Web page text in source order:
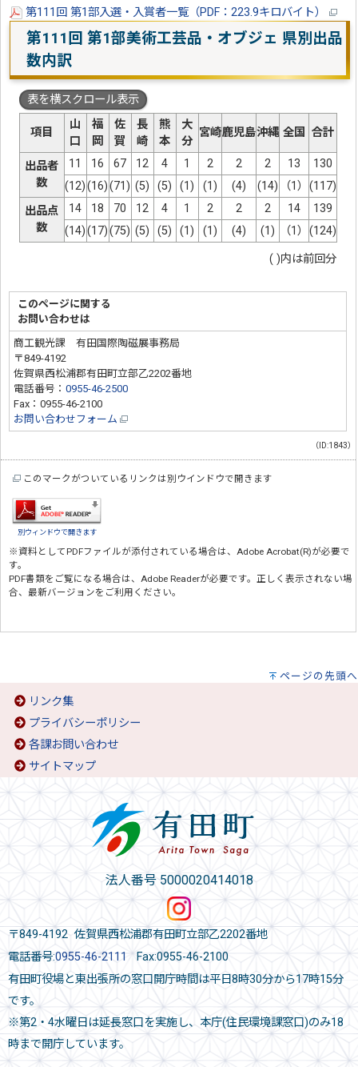
第111回 第1部入選・入賞者一覧（PDF：223.9キロバイト）
第111回 第1部美術工芸品・オブジェ 県別出品
数内訳
表を横スクロール表示
項目
山
口
福
岡
佐
賀
長
崎
熊
本
大
分
宮崎鹿児島沖縄 全国 合計
出品者
数
11 16 67 12 4 1 2 2 2 13
130
(12)(16)(71) (5) (5) (1) (1) (4) (14) （1） (117)
出品点
数
14 18 70 12 4 1 2 2 2 14
139
(14)(17)(75) (5) (5) (1) (1) (4) (1) （1） (124)
( )内は前回分
このページに関する
お問い合わせは
商工観光課 有田国際陶磁展事務局
〒849-4192
佐賀県西松浦郡有田町立部乙2202番地
電話番号：0955-46-2500
Fax：0955-46-2100
お問い合わせフォーム
（ID:1843）
このマークがついているリンクは別ウインドウで開きます
別ウィンドウで開きます
※資料としてPDFファイルが添付されている場合は、 Adobe Acrobat(R)が必要で
す。
PDF書類をご覧になる場合は、 Adobe Readerが必要です。正しく表示されない場
合、最新バージョンをご利用ください。
ページの先頭へ
リンク集
プライバシーポリシー
各課お問い合わせ
サイトマップ
法人番号 5000020414018
〒849-4192 佐賀県西松浦郡有田町立部乙2202番地
電話番号:0955-46-2111 Fax:0955-46-2100
有田町役場と東出張所の窓口開庁時間は平日8時30分から17時15分
です。
※第2・4水曜日は延長窓口を実施し、本庁(住民環境課窓口)のみ18
時まで開庁しています。